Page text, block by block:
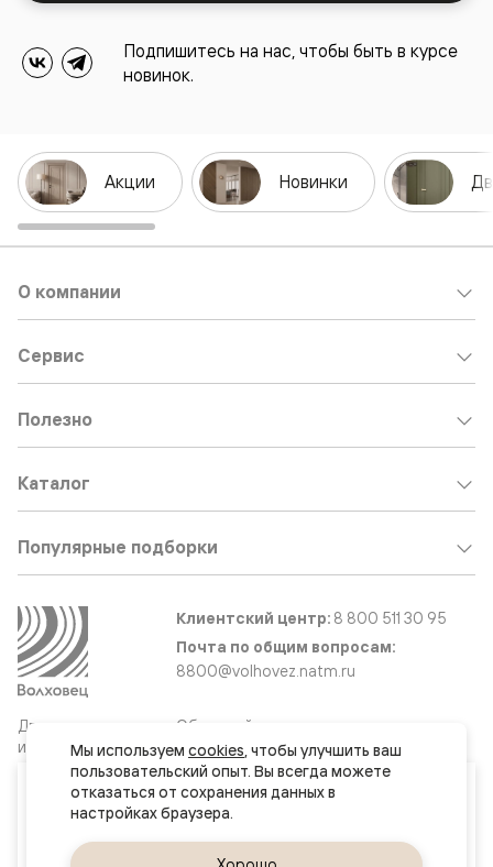
Ваш город
Москва и МО
Подпишитесь на нас, чтобы быть в курсе
новинок.
Акции Новинки
Двери
и интерьерные
решения
О компании
Сервис
Полезно
Каталог
Популярные подборки
Клиентский центр: 8 800 511 30 95
Почта по общим вопросам:
8800@volhovez.natm.ru
Обратный звонок
Сайт не является публичной офертой
Правовая информация
Мы используем cookies, чтобы улучшить ваш
пользовательский опыт. Вы всегда можете
отказаться от сохранения данных в